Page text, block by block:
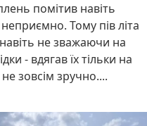
помітив навіть
Тому пів літа
не зважаючи на
- вдягав їх тільки на
зовсім зручно....